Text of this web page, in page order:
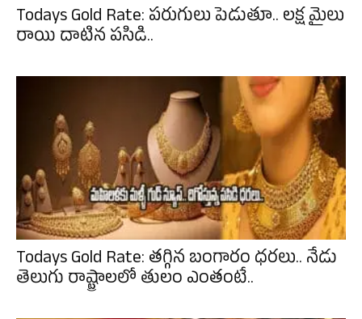
Todays Gold Rate: పరుగులు పెడుతూ.. లక్ష మైలు
రాయి దాటిన పసిడి..
Todays Gold Rate: తగ్గిన బంగారం ధరలు.. నేడు
తెలుగు రాష్ట్రాలలో తులం ఎంతంటే..